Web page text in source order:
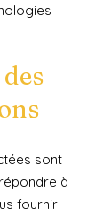
sont
à
fournir